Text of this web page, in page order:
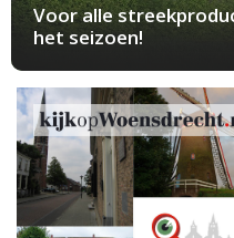
Voor alle
het seizoen!